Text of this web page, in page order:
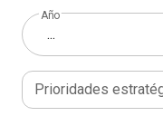
Año
...
Prioridades